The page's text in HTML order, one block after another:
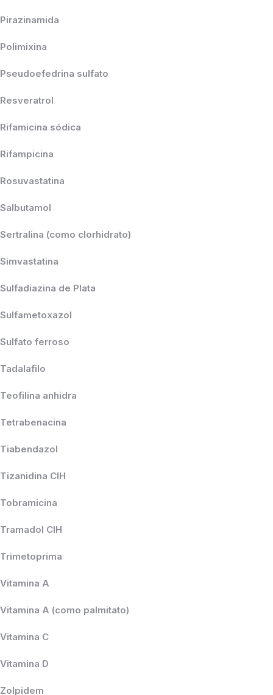
Pirazinamida
Polimixina
Pseudoefedrina sulfato
Resveratrol
Rifamicina sódica
Rifampicina
Rosuvastatina
Salbutamol
Sertralina (como clorhidrato)
Simvastatina
Sulfadiazina de Plata
Sulfametoxazol
Sulfato ferroso
Tadalafilo
Teofilina anhidra
Tetrabenacina
Tiabendazol
Tizanidina CIH
Tobramicina
Tramadol ClH
Trimetoprima
Vitamina A
Vitamina A (como palmitato)
Vitamina C
Vitamina D
Zolpidem